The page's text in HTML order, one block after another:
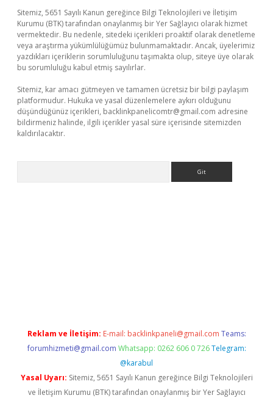
Sitemiz, 5651 Sayılı Kanun gereğince Bilgi Teknolojileri ve İletişim
Kurumu (BTK) tarafından onaylanmış bir Yer Sağlayıcı olarak hizmet
vermektedir. Bu nedenle, sitedeki içerikleri proaktif olarak denetleme
veya araştırma yükümlülüğümüz bulunmamaktadır. Ancak, üyelerimiz
yazdıkları içeriklerin sorumluluğunu taşımakta olup, siteye üye olarak
bu sorumluluğu kabul etmiş sayılırlar.
Sitemiz, kar amacı gütmeyen ve tamamen ücretsiz bir bilgi paylaşım
platformudur. Hukuka ve yasal düzenlemelere aykırı olduğunu
düşündüğünüz içerikleri, backlinkpanelicomtr@gmail.com adresine
bildirmeniz halinde, ilgili içerikler yasal süre içerisinde sitemizden
kaldırılacaktır.
Reklam ve İletişim: E-mail: backlinkpaneli@gmail.com Teams:
forumhizmeti@gmail.com Whatsapp: 0262 606 0 726 Telegram:
@karabul
Yasal Uyarı: Sitemiz, 5651 Sayılı Kanun gereğince Bilgi Teknolojileri
ve İletişim Kurumu (BTK) tarafından onaylanmış bir Yer Sağlayıcı